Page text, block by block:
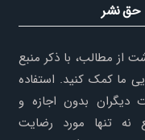
حق نشر
از مطالب، با ذکر منبع
ما کمک کنید. استفاده
دیگران بدون اجازه و
نه تنها مورد رضایت